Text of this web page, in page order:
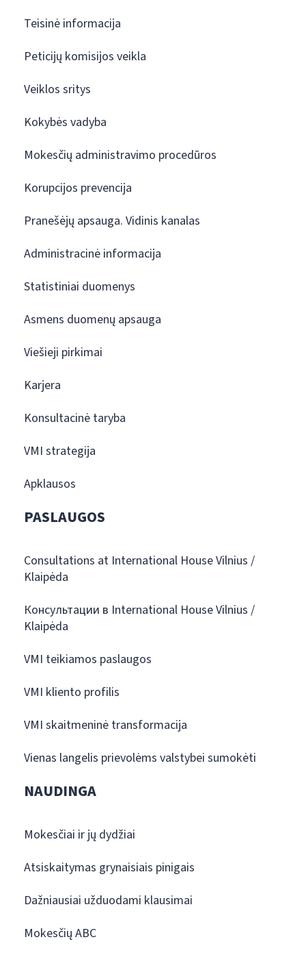
Teisinė informacija
Peticijų komisijos veikla
Veiklos sritys
Kokybės vadyba
Mokesčių administravimo procedūros
Korupcijos prevencija
Pranešėjų apsauga. Vidinis kanalas
Administracinė informacija
Statistiniai duomenys
Asmens duomenų apsauga
Viešieji pirkimai
Karjera
Konsultacinė taryba
VMI strategija
Apklausos
PASLAUGOS
Consultations at International House Vilnius /
Klaipėda
Консультации в International House Vilnius /
Klaipėda
VMI teikiamos paslaugos
VMI kliento profilis
VMI skaitmeninė transformacija
Vienas langelis prievolėms valstybei sumokėti
NAUDINGA
Mokesčiai ir jų dydžiai
Atsiskaitymas grynaisiais pinigais
Dažniausiai užduodami klausimai
Mokesčių ABC